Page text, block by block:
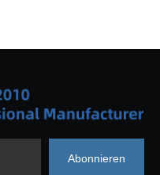
Abonnieren